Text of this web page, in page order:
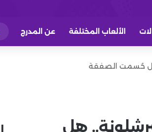
الألعاب المختلفة عن المدرج
هل حُسمت الصفقة
هل